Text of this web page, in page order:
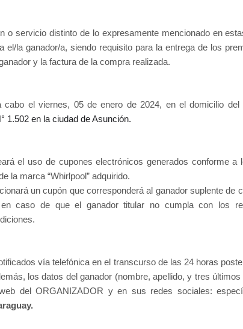
o servicio distinto de lo expresamente mencionado en
el/la ganador/a, siendo requisito para la entrega de los
y la factura de la compra realizada.
el viernes, 05 de enero de 2024, en el domicilio
1.502 en la ciudad de Asunción.
el uso de cupones electrónicos generados conforme a
la marca “Whirlpool” adquirido.
un cupón que corresponderá al ganador suplente de
caso de que el ganador titular no cumpla con los
vía telefónica en el transcurso de las 24 horas
los datos del ganador (nombre, apellido, y tres
del ORGANIZADOR y en sus redes sociales: